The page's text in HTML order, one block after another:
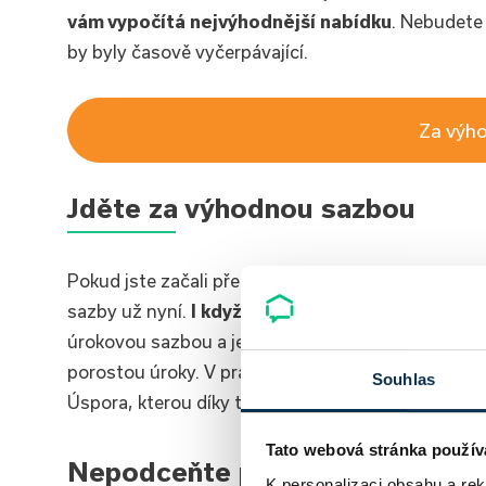
Souhlas
Tato webová stránka
vám vypočítá nejvýhodnější nabídku .
by byly časově vyčerpávající.
Za
Jděte za výhodnou sazbou
Pokud jste začali přemýšlet ať už nad koupí bytu
sazby už nyní. I když se nerozhodnete realizaci
úrokovou sazbou a jednoduše čerpat později.
porostou úroky. V praxi to znamená, že můžete
Úspora, kterou díky tomu získáte, bude vzhledem
Nepodceňte poplatky